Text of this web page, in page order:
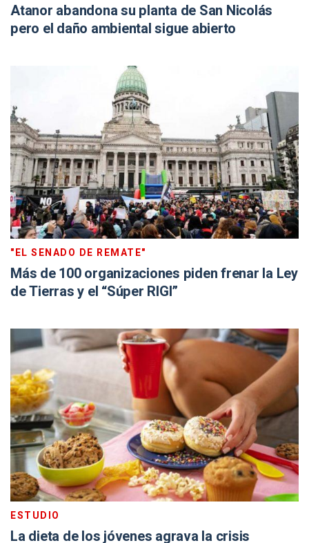
Atanor abandona su planta de San Nicolás
pero el daño ambiental sigue abierto
"EL SENADO DE REMATE"
Más de 100 organizaciones piden frenar la Ley
de Tierras y el “Súper RIGI”
ESTUDIO
La dieta de los jóvenes agrava la crisis